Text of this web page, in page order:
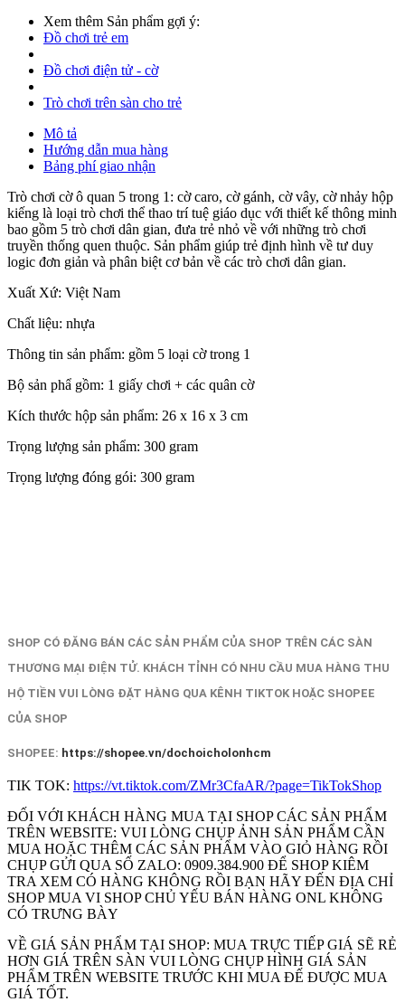
Xem thêm Sản phẩm gợi ý:
Đồ chơi trẻ em
Đồ chơi điện tử - cờ
Trò chơi trên sàn cho trẻ
Mô tả
Hướng dẫn mua hàng
Bảng phí giao nhận
Trò chơi cờ ô quan 5 trong 1: cờ caro, cờ gánh, cờ vây, cờ nhảy hộp
kiếng là loại trò chơi thể thao trí tuệ giáo dục với thiết kế thông minh
bao gồm 5 trò chơi dân gian, đưa trẻ nhỏ về với những trò chơi
truyền thống quen thuộc. Sản phẩm giúp trẻ định hình về tư duy
logic đơn giản và phân biệt cơ bản về các trò chơi dân gian.
Xuất Xứ: Việt Nam
Chất liệu: nhựa
Thông tin sản phẩm: gồm 5 loại cờ trong 1
Bộ sản phẩ gồm: 1 giấy chơi + các quân cờ
Kích thước hộp sản phẩm: 26 x 16 x 3 cm
Trọng lượng sản phẩm: 300 gram
Trọng lượng đóng gói: 300 gram
SHOP CÓ ĐĂNG BÁN CÁC SẢN PHẨM CỦA SHOP TRÊN CÁC SÀN
THƯƠNG MẠI ĐIỆN TỬ. KHÁCH TỈNH CÓ NHU CẦU MUA HÀNG THU
HỘ TIỀN VUI LÒNG ĐẶT HÀNG QUA KÊNH TIKTOK HOẶC SHOPEE
CỦA SHOP
SHOPEE: https://shopee.vn/dochoicholonhcm
TIK TOK: https://vt.tiktok.com/ZMr3CfaAR/?page=TikTokShop
ĐỐI VỚI KHÁCH HÀNG MUA TẠI SHOP CÁC SẢN PHẨM
TRÊN WEBSITE: VUI LÒNG CHỤP ẢNH SẢN PHẨM CẦN
MUA HOẶC THÊM CÁC SẢN PHẨM VÀO GIỎ HÀNG RỒI
CHỤP GỬI QUA SỐ ZALO: 0909.384.900 ĐỂ SHOP KIÊM
TRA XEM CÓ HÀNG KHÔNG RỒI BẠN HÃY ĐẾN ĐỊA CHỈ
SHOP MUA VI SHOP CHỦ YẾU BÁN HÀNG ONL KHÔNG
CÓ TRƯNG BÀY
VỀ GIÁ SẢN PHẨM TẠI SHOP: MUA TRỰC TIẾP GIÁ SẼ RẺ
HƠN GIÁ TRÊN SÀN VUI LÒNG CHỤP HÌNH GIÁ SẢN
PHẨM TRÊN WEBSITE TRƯỚC KHI MUA ĐẾ ĐƯỢC MUA
GIÁ TỐT.